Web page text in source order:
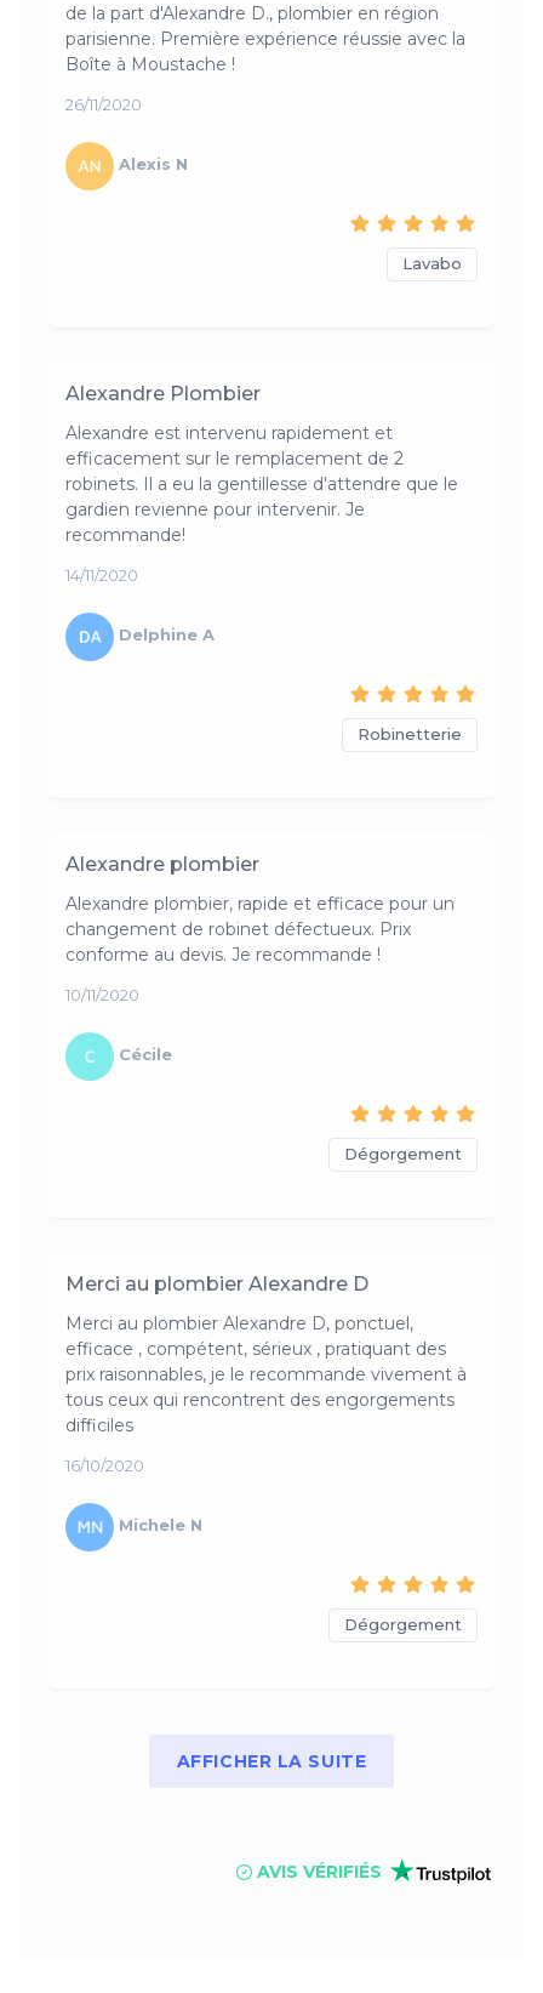
de la part d'Alexandre D., plombier en région
parisienne. Première expérience réussie avec la
Boîte à Moustache !
26/11/2020
Alexis N
Lavabo
Alexandre Plombier
Alexandre est intervenu rapidement et
efficacement sur le remplacement de 2
robinets. Il a eu la gentillesse d'attendre que le
gardien revienne pour intervenir. Je
recommande!
14/11/2020
Delphine A
Robinetterie
Alexandre plombier
Alexandre plombier, rapide et efficace pour un
changement de robinet défectueux. Prix
conforme au devis. Je recommande !
10/11/2020
Cécile
Dégorgement
Merci au plombier Alexandre D
Merci au plombier Alexandre D, ponctuel,
efficace , compétent, sérieux , pratiquant des
prix raisonnables, je le recommande vivement à
tous ceux qui rencontrent des engorgements
difficiles
16/10/2020
Michele N
Dégorgement
AFFICHER LA SUITE
AVIS VÉRIFIÉS